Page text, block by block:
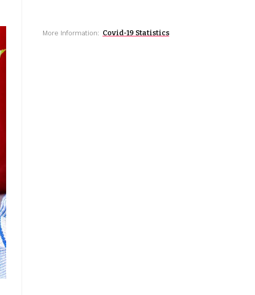
More Information: Covid-19 Statistics